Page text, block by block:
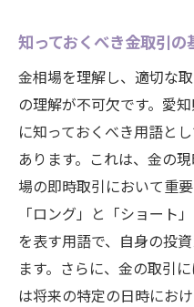
知っておくべき金取引の
金相場を理解し、適切な
の理解が不可欠です。愛
に知っておくべき用語と
あります。これは、金の
場の即時取引において重
「ロング」と「ショート
を表す用語で、自身の投
ます。さらに、金の取引
は将来の特定の日時にお